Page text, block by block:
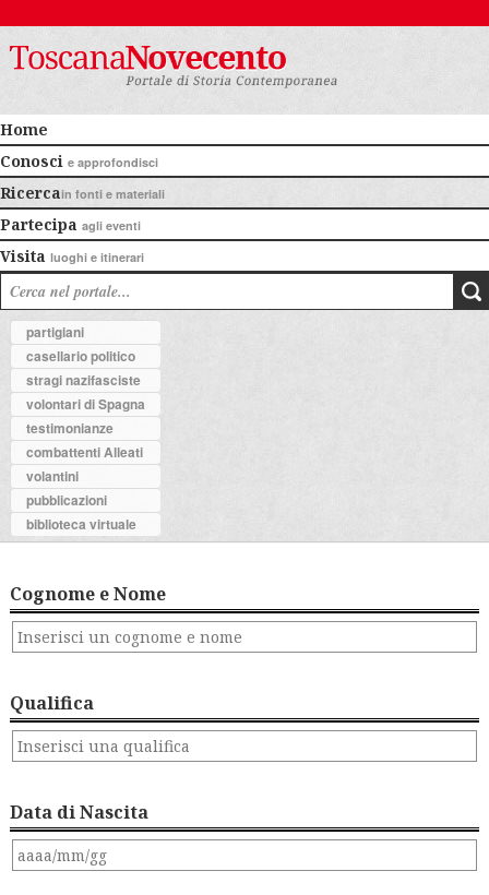
Home
Conosci e approfondisci
Ricercain fonti e materiali
Partecipa agli eventi
Visita luoghi e itinerari
partigiani
casellario politico
stragi nazifasciste
volontari di Spagna
testimonianze
combattenti Alleati
volantini
pubblicazioni
biblioteca virtuale
Cognome e Nome
Qualifica
Data di Nascita